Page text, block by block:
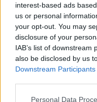
interest-based ads
us or personal
your opt-out. You may
disclosure of your
IAB’s list of
also be disclosed by us
Downstream Participants
Personal Data
Comentar Letra
Comenta o pregunta